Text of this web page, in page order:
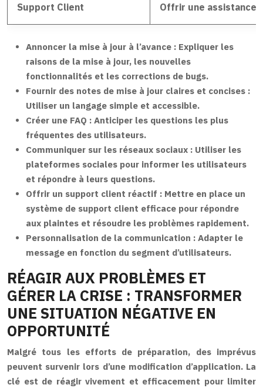
Support Client Offrir une assistance
Annoncer la mise à jour à l’avance : Expliquer les
raisons de la mise à jour, les nouvelles
fonctionnalités et les corrections de bugs.
Fournir des notes de mise à jour claires et concises :
Utiliser un langage simple et accessible.
Créer une FAQ : Anticiper les questions les plus
fréquentes des utilisateurs.
Communiquer sur les réseaux sociaux : Utiliser les
plateformes sociales pour informer les utilisateurs
et répondre à leurs questions.
Offrir un support client réactif : Mettre en place un
système de support client efficace pour répondre
aux plaintes et résoudre les problèmes rapidement.
Personnalisation de la communication : Adapter le
message en fonction du segment d’utilisateurs.
RÉAGIR AUX PROBLÈMES ET
GÉRER LA CRISE : TRANSFORMER
UNE SITUATION NÉGATIVE EN
OPPORTUNITÉ
Malgré tous les efforts de préparation, des imprévus
peuvent survenir lors d’une modification d’application. La
clé est de réagir vivement et efficacement pour limiter